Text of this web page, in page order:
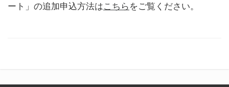
ート」の追加申込方法はこちら をご覧ください。